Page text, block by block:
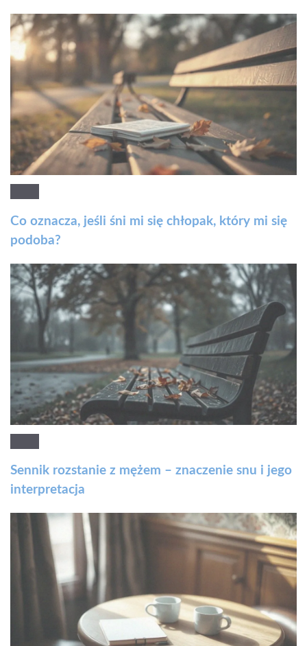
Co oznacza, jeśli śni mi się chłopak, który mi się
podoba?
Sennik rozstanie z mężem – znaczenie snu i jego
interpretacja